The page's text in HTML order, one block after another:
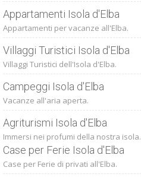
Appartamenti Isola d'Elba
Appartamenti per vacanze all'Elba.
Villaggi Turistici Isola d'Elba
Villaggi Turistici dell'Isola d'Elba.
Campeggi Isola d'Elba
Vacanze all'aria aperta.
Agriturismi Isola d'Elba
Immersi nei profumi della nostra isola.
Case per Ferie Isola d'Elba
Case per Ferie di privati all'Elba.